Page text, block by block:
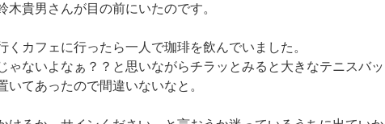
木貴男さんが目の前にいたのです。
くカフェに行ったら一人で珈琲を飲んでいました。
ゃないよなぁ？？と思いながらチラッとみると大きなテニスバッ
いてあったので間違いないなと。